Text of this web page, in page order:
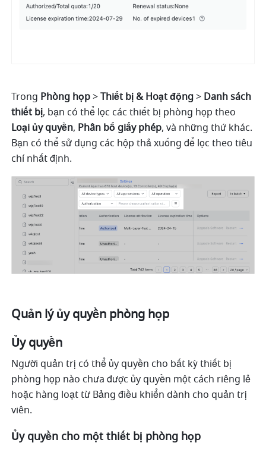
Trong Phòng họp > Thiết bị & Hoạt động > Danh sách
thiết bị
Loại ủy quyền, Phân bổ giấy phép, và những thứ khác.
Bạn có thể sử dụng các hộp thả xuống để lọc theo tiêu
chí nhất định.
Quản lý ủy quyền phòng họp
Ủy quyền
Người quản trị có thể ủy quyền cho bất kỳ thiết bị
phòng họp nào chưa được ủy quyền một cách riêng lẻ
hoặc hàng loạt từ Bảng điều khiển dành cho quản trị
viên.
Ủy quyền cho một thiết bị phòng họp